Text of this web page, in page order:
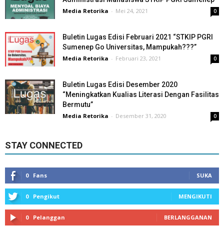
Media Retorika - Mei 24, 2021 0
Buletin Lugas Edisi Februari 2021 “STKIP PGRI
Sumenep Go Universitas, Mampukah???”
Media Retorika - Februari 23, 2021 0
Buletin Lugas Edisi Desember 2020
“Meningkatkan Kualias Literasi Dengan Fasilitas
Bermutu”
Media Retorika - Desember 31, 2020 0
STAY CONNECTED
0 Fans SUKA
0 Pengikut MENGIKUTI
0 Pelanggan BERLANGGANAN